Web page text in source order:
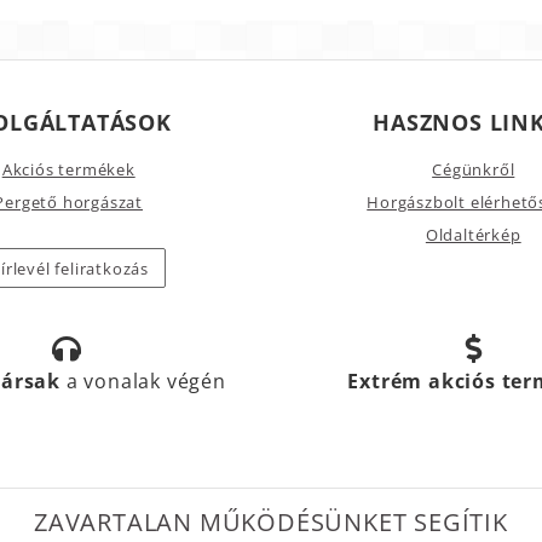
Akciós termékek
horgászat
feliratkozás
HASZNOS
Cégünkről
Horgászbolt
Oldaltérkép
a vonalak végén Extrém akciós
ZAVARTALAN MŰKÖDÉSÜNKET SEGÍTIK